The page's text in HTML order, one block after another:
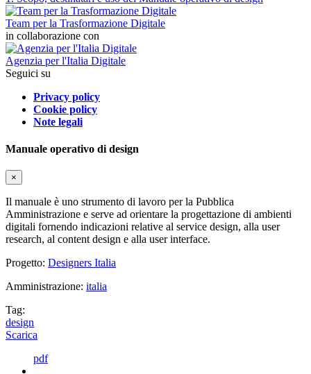
Team per la Trasformazione Digitale
in collaborazione con
Agenzia per l'Italia Digitale
Seguici su
Privacy policy
Cookie policy
Note legali
Manuale operativo di design
×
Il manuale è uno strumento di lavoro per la Pubblica
Amministrazione e serve ad orientare la progettazione di ambienti
digitali fornendo indicazioni relative al service design, alla user
research, al content design e alla user interface.
Progetto: Designers Italia
Amministrazione: italia
Tag:
design
Scarica
pdf